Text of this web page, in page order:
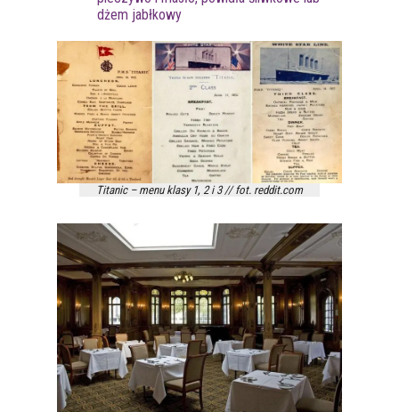
dżem jabłkowy
Titanic – menu klasy 1, 2 i 3 // fot. reddit.com